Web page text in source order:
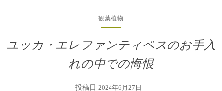
観葉植物
ユッカ・エレファンティペスのお手入
れの中での悔恨
投稿日 2024年6月27日